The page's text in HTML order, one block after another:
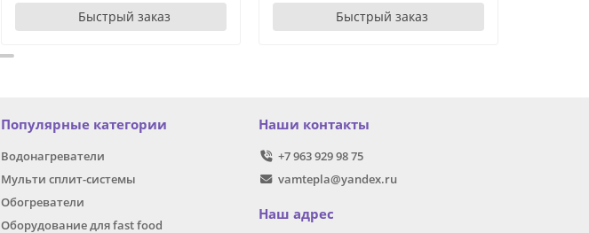
Быстрый заказ Быстрый заказ
Популярные категории
Водонагреватели
Мульти сплит-системы
Обогреватели
Оборудование для fast food
Наши контакты
+7 963 929 98 75
vamtepla@yandex.ru
Наш адрес